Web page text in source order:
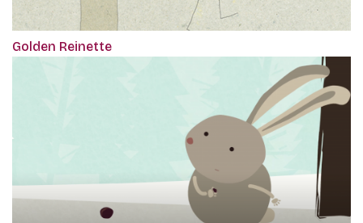
Golden Reinette